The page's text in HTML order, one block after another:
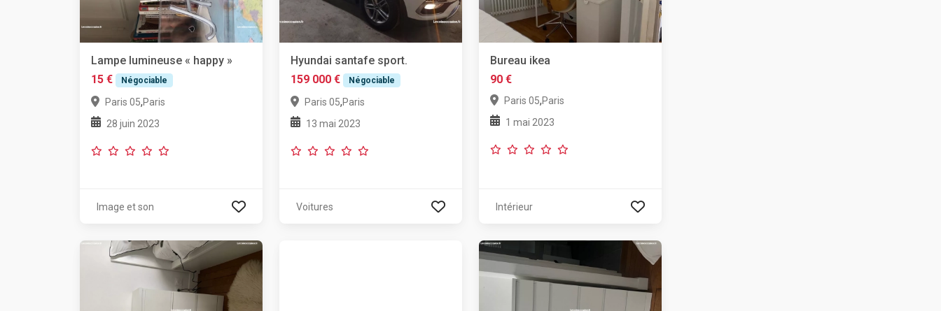
Lampe lumineuse « happy »
15 €
Négociable
Paris 05,Paris
28 juin 2023
Image et son
Hyundai santafe sport.
159 000 €
Négociable
Paris 05,Paris
13 mai 2023
Voitures
Bureau ikea
90 €
Paris 05,Paris
1 mai 2023
Intérieur